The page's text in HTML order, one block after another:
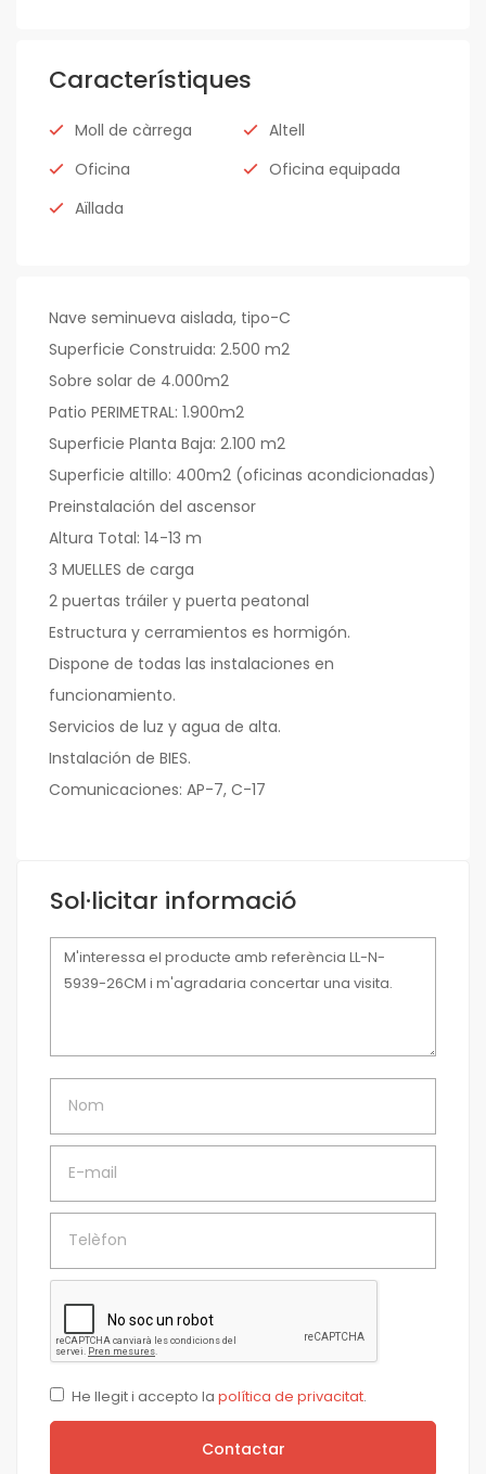
Característiques
Moll de càrrega
Altell
Oficina
Oficina equipada
Aïllada
Nave seminueva aislada, tipo-C
Superficie Construida: 2.500 m2
Sobre solar de 4.000m2
Patio PERIMETRAL: 1.900m2
Superficie Planta Baja: 2.100 m2
Superficie altillo: 400m2 (oficinas acondicionadas)
Preinstalación del ascensor
Altura Total: 14-13 m
3 MUELLES de carga
2 puertas tráiler y puerta peatonal
Estructura y cerramientos es hormigón.
Dispone de todas las instalaciones en
funcionamiento.
Servicios de luz y agua de alta.
Instalación de BIES.
Comunicaciones: AP-7, C-17
Sol·licitar informació
Missatge
He llegit i accepto la política de privacitat.
Contactar